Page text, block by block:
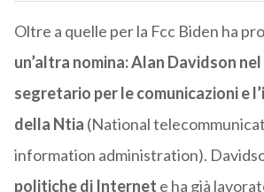
Oltre a quelle per la Fcc Biden ha
un’altra nomina: Alan Davidson
segretario per le comunicazioni e
della Ntia (National
information administration).
politiche di Internet e ha già